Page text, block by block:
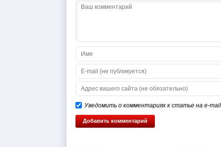
Уведомить о комментариях к статье на e-mail